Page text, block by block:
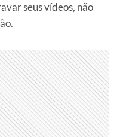
seus vídeos, não